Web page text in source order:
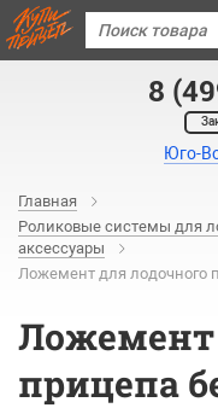
8
Юго-
Главная
Роликовые системы для
аксессуары
Ложемент для лодочного
Ложемент
прицепа